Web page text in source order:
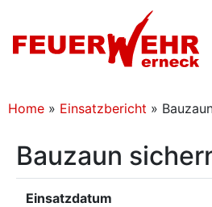
Home » Einsatzbericht »
Bauzaun
Einsatzdatum